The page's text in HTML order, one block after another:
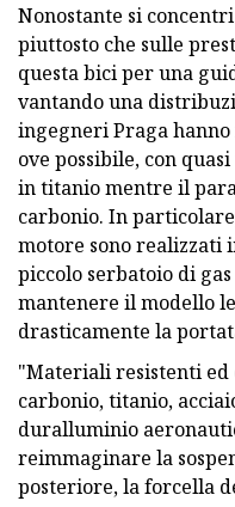
Nonostante si
piuttosto che sulle
questa bici per una
vantando una
ingegneri Praga
ove possibile, con
in titanio mentre il
carbonio. In
motore sono realizzati
piccolo serbatoio di
mantenere il modello
drasticamente la
"Materiali resistenti ed
carbonio, titanio,
duralluminio
reimmaginare la
posteriore, la forcella